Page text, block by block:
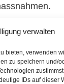
verwalten
bieten, verwenden
zu speichern und/
IDs auf dieser
Einhaltung
eine